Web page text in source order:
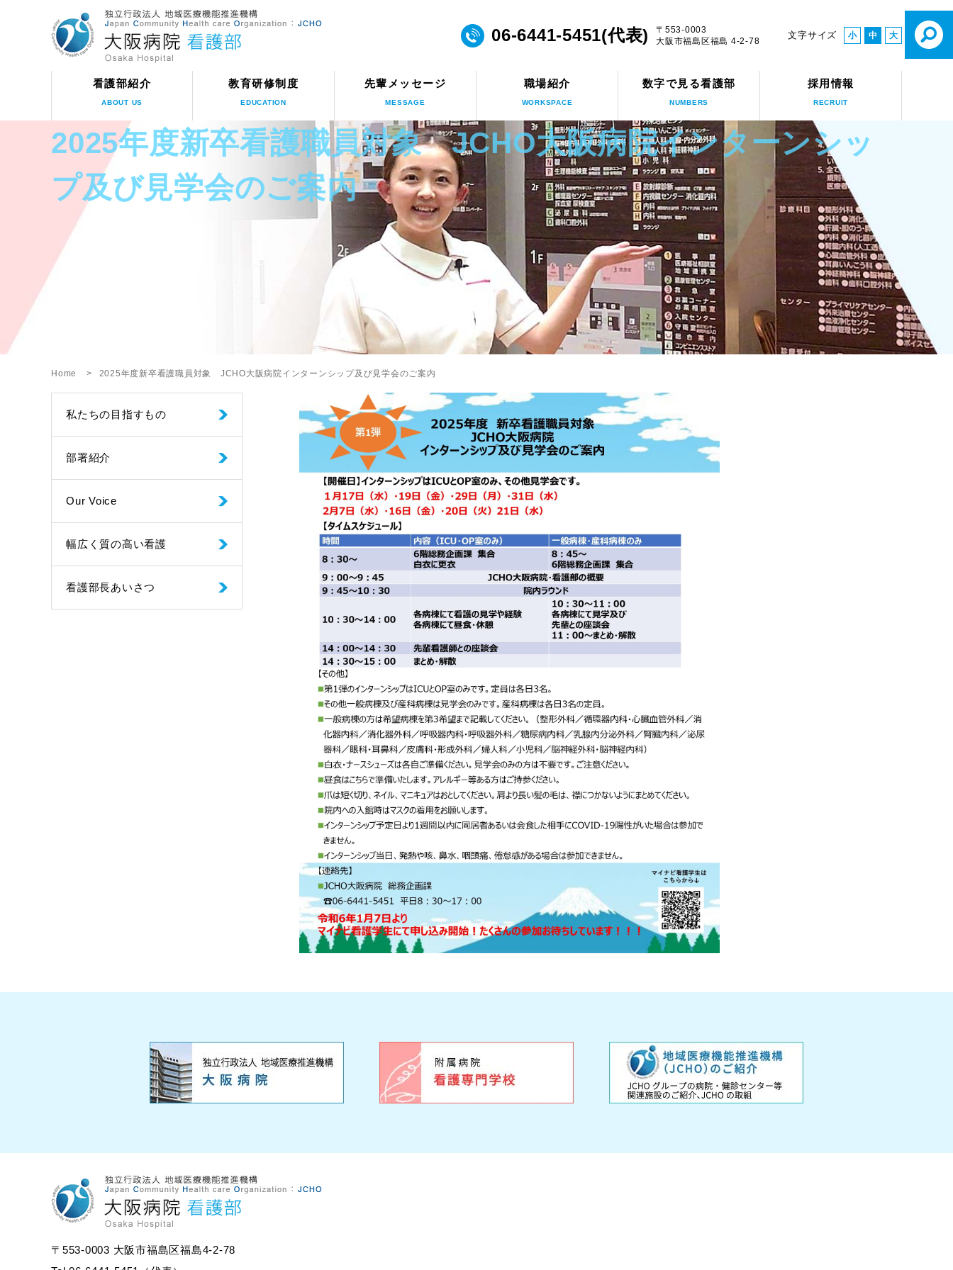
06-6441-5451(代表)
〒553-0003
大阪市福島区福島 4-2-78
文字サイズ 小 中 大
看護部紹介
ABOUT US
教育研修制度
EDUCATION
先輩メッセージ
MESSAGE
職場紹介
WORKSPACE
数字で見る看護部
NUMBERS
採用情報
RECRUIT
2025年度新卒看護職員対象 JCHO大阪病院インターンシッ
プ及び見学会のご案内
Home 2025年度新卒看護職員対象 JCHO大阪病院インターンシップ及び見学会のご案内
私たちの目指すもの
部署紹介
Our Voice
幅広く質の高い看護
看護部長あいさつ
〒553-0003 大阪市福島区福島4-2-78